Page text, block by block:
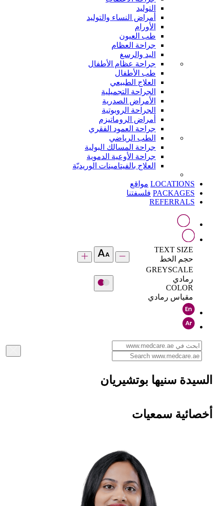
التوليد
أمراض النساء والتوليد
الأورام
طب العيون
جراحة العظام
اليد والرسغ
جراحة عظام الأطفال
طب الأطفال
العلاج الطبيعي
الجراحة التجميلية
الأمراض الصدرية
الجراحة الروبوتية
أمراض الروماتيزم
جراحة العمود الفقري
الطب الرياضي
جراحة المسالك البولية
جراحة الأوعية الدموية
العلاج بالفيتامينات الوريديّة
LOCATIONS مواقع
PACKAGES فلسفتنا
REFERRALS
TEXT SIZE
حجم الخط
GREYSCALE
رمادي
COLOR
مقياس رمادي
السيدة سنيها بوتشيريان
أخصائية سمعيات